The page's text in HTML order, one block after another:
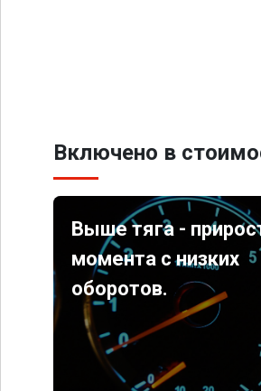
Включено в
Выше тяга -
момента с низких
оборотов.